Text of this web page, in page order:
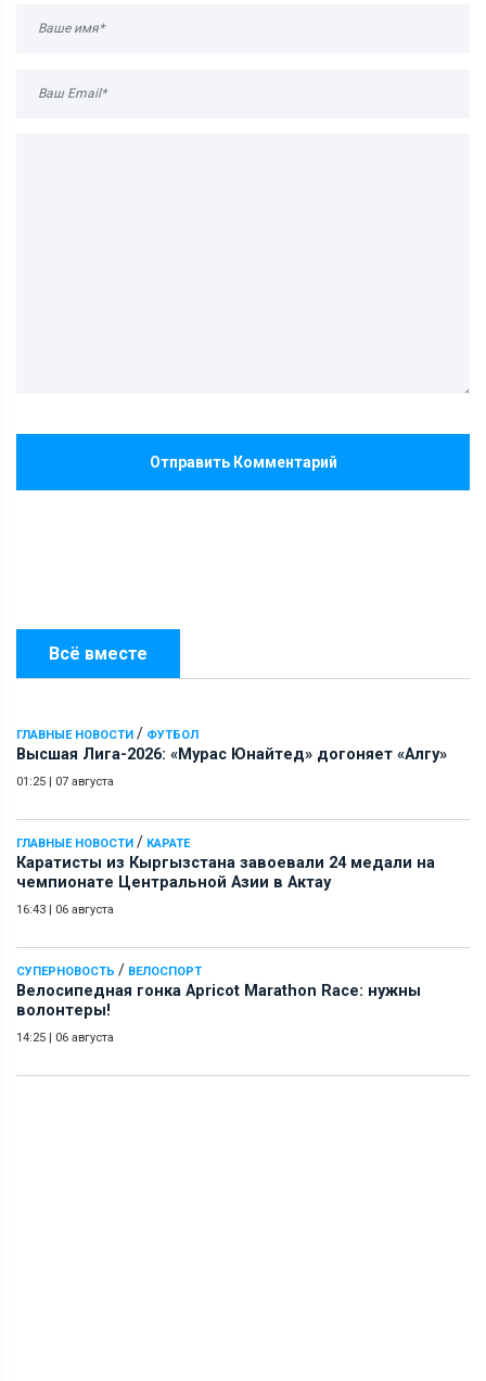
Всё вместе
ГЛАВНЫЕ НОВОСТИ / ФУТБОЛ
Высшая Лига-2026: «Мурас Юнайтед» догоняет «Алгу»
01:25 | 07 августа
ГЛАВНЫЕ НОВОСТИ / КАРАТЕ
Каратисты из Кыргызстана завоевали 24 медали на
чемпионате Центральной Азии в Актау
16:43 | 06 августа
СУПЕРНОВОСТЬ / ВЕЛОСПОРТ
Велосипедная гонка Apricot Marathon Race: нужны
волонтеры!
14:25 | 06 августа
Отправить Комментарий